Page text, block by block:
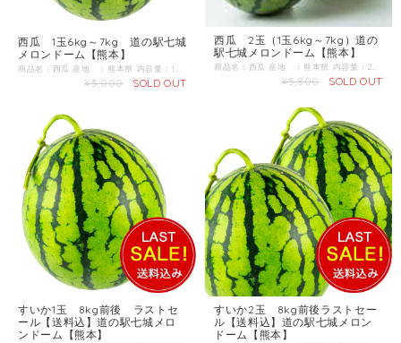
西瓜 1玉6kg～7kg 道の駅七城
メロンドーム【熊本】
¥5,000 SOLD OUT
西瓜 2玉（1玉6kg～7kg）道の
駅七城メロンドーム【熊本】
¥5,800 SOLD OUT
すいか1玉 8kg前後 ラストセ
ール【送料込】道の駅七城メロ
ンドーム【熊本】
すいか2玉 8kg前後ラストセー
ル【送料込】道の駅七城メロン
ドーム【熊本】